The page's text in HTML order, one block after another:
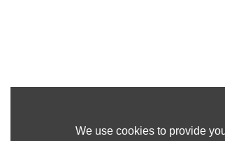
We use cookies to provide